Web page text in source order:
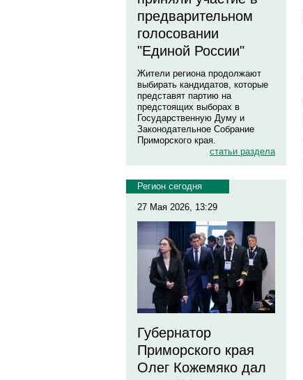
предварительном
голосовании
"Единой России"
Жители региона продолжают
выбирать кандидатов, которые
представят партию на
предстоящих выборах в
Государственную Думу и
Законодательное Собрание
Приморского края.
статьи раздела
Регион сегодня
27 Мая 2026, 13:29
Губернатор
Приморского края
Олег Кожемяко дал